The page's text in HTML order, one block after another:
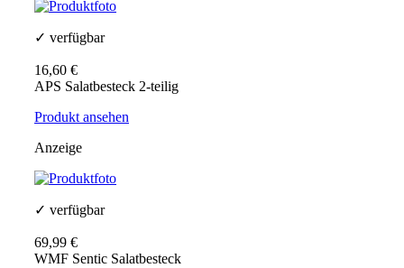
✓ verfügbar
16,60 €
APS Salatbesteck 2-teilig
Produkt ansehen
Anzeige
✓ verfügbar
69,99 €
WMF Sentic Salatbesteck